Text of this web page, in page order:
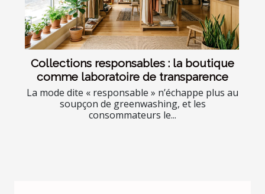
Collections responsables : la boutique
comme laboratoire de transparence
La mode dite « responsable » n’échappe plus au
soupçon de greenwashing, et les
consommateurs le...